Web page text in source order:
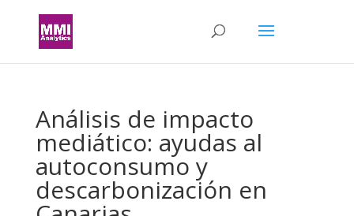
Análisis de impacto
mediático: ayudas al
autoconsumo y
descarbonización en